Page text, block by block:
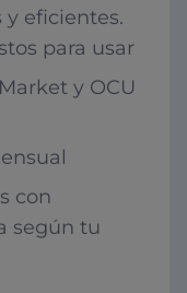
y eficientes.
para usar
y OCU
con
según tu